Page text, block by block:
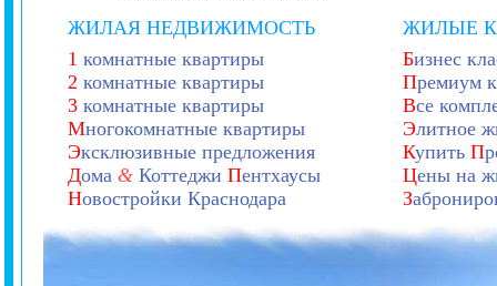
ЖИЛАЯ НЕДВИЖИМОСТЬ
1 комнатные квартиры
2 комнатные квартиры
3 комнатные квартиры
Многокомнатные квартиры
Эксклюзивные предложения
Дома& Коттеджи Пентхаусы
Новостройки Краснодара
ЖИЛЫЕ
Бизнес
Премиум
Все
Элитное
Купить П
Цены на
З